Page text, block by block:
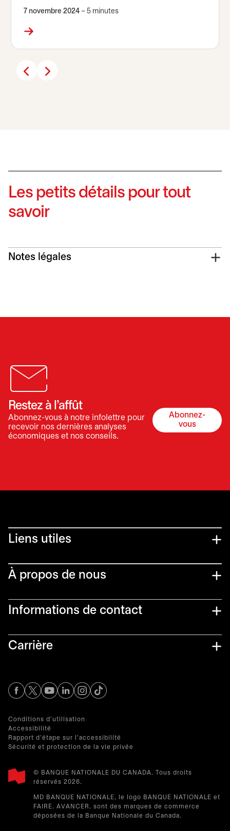
7 novembre 2024 – 5 minutes
Les petits détails pour tout
savoir
Notes légales
Restez à l’affût
Abonnez-vous à notre infolettre pour
recevoir nos dernières analyses
économiques et nos conseils.
Abonnez-
vous
s’ouvre
Liens utiles​
À propos de nous
Informations de contact​
Carrière
s’ouvre dans un nouvel onglet
s’ouvre dans un nouvel onglet
s’ouvre dans un nouvel onglet
s’ouvre dans un nouvel onglet
s’ouvre dans un nouvel onglet
Conditions d'utilisation
Accessibilité
Rapport d'étape sur l'accessibilité
Sécurité et protection de la vie privée
© BANQUE NATIONALE DU CANADA. Tous droits
réservés 2026.​
MD BANQUE NATIONALE, le logo BANQUE NATIONALE et
FAIRE. AVANCER. sont des marques de commerce
déposées de la Banque Nationale du Canada.